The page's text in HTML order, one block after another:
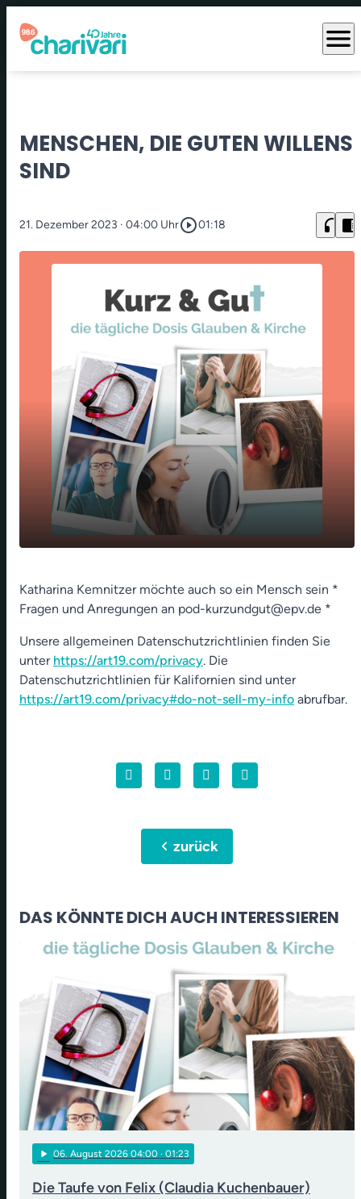
menu
MENSCHEN, DIE GUTEN WILLENS
SIND
21. Dezember 2023 · 04:00 Uhrplay_circle_outline01:18 headphones chrome_reader_mode
play_arrow
00:00 01:18
Katharina Kemnitzer möchte auch so ein Mensch sein *
Fragen und Anregungen an pod-kurzundgut@epv.de *
Unsere allgemeinen Datenschutzrichtlinien finden Sie
unter https://art19.com/privacy. Die
Datenschutzrichtlinien für Kalifornien sind unter
https://art19.com/privacy#do-not-sell-my-info abrufbar.
chevron_leftzurück
DAS KÖNNTE DICH AUCH INTERESSIEREN
play_arrow 06. August 2026 04:00 · 01:23
Die Taufe von Felix (Claudia Kuchenbauer)